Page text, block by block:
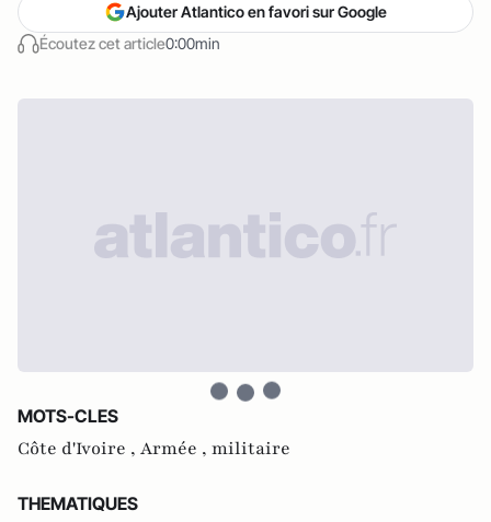
Écoutez cet article0:00min
Ajouter Atlantico en favori sur Google
MOTS-CLES
Côte d'Ivoire , Armée , militaire
THEMATIQUES